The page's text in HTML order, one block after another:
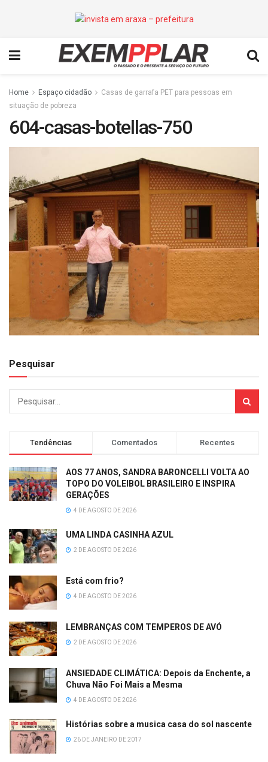
Home Espaço cidadão
Casas de garrafa PET para pessoas em
situação de pobreza
604-casas-botellas-750
Pesquisar
Tendências Comentados Recentes
AOS 77 ANOS, SANDRA BARONCELLI VOLTA AO
TOPO DO VOLEIBOL BRASILEIRO E INSPIRA
GERAÇÕES
4 DE AGOSTO DE 2026
UMA LINDA CASINHA AZUL
2 DE AGOSTO DE 2026
Está com frio?
4 DE AGOSTO DE 2026
LEMBRANÇAS COM TEMPEROS DE AVÓ
2 DE AGOSTO DE 2026
ANSIEDADE CLIMÁTICA: Depois da Enchente, a
Chuva Não Foi Mais a Mesma
4 DE AGOSTO DE 2026
Histórias sobre a musica casa do sol nascente
26 DE JANEIRO DE 2017